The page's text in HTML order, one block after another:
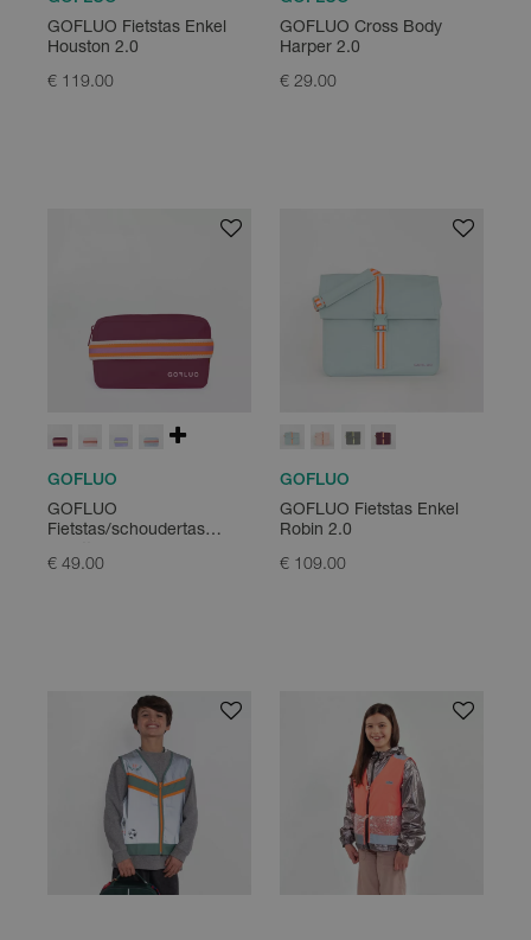
GOFLUO Fietstas Enkel
Houston 2.0
€ 119.00
GOFLUO Cross Body
Harper 2.0
€ 29.00
GOFLUO
GOFLUO
Fietstas/schoudertas
€ 49.00
GOFLUO
GOFLUO Fietstas Enkel
Robin 2.0
€ 109.00